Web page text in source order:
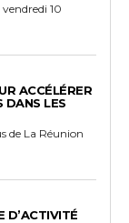
10
ACCÉLÉRER
DANS LES
de La Réunion
D’ACTIVITÉ